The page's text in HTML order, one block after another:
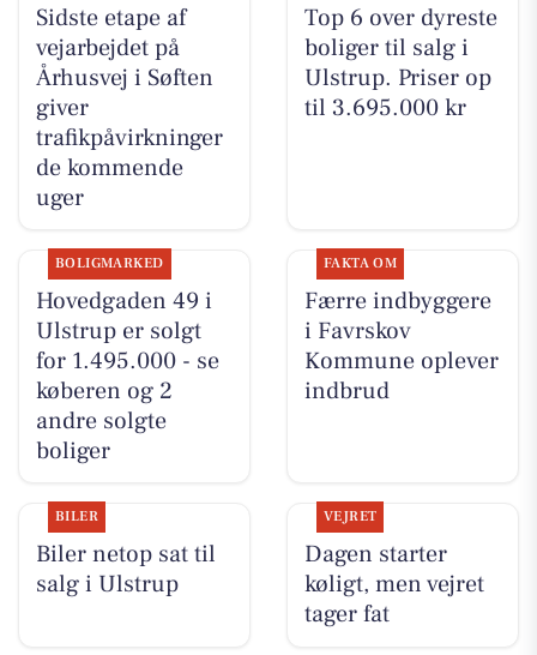
Sidste etape af
vejarbejdet på
Århusvej i Søften
giver
trafikpåvirkninger
de kommende
uger
Top 6 over dyreste
boliger til salg i
Ulstrup. Priser op
til 3.695.000 kr
BOLIGMARKED
Hovedgaden 49 i
Ulstrup er solgt
for 1.495.000 - se
køberen og 2
andre solgte
boliger
FAKTA OM
Færre indbyggere
i Favrskov
Kommune oplever
indbrud
BILER
Biler netop sat til
salg i Ulstrup
VEJRET
Dagen starter
køligt, men vejret
tager fat